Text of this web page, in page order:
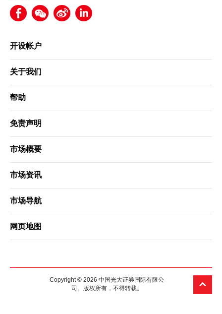
开设帐户
关于我们
帮助
免责声明
市场概要
市场资讯
市场导航
网页地图
Copyright © 2026 中国光大证券国际有限公
司。版权所有，不得转载。